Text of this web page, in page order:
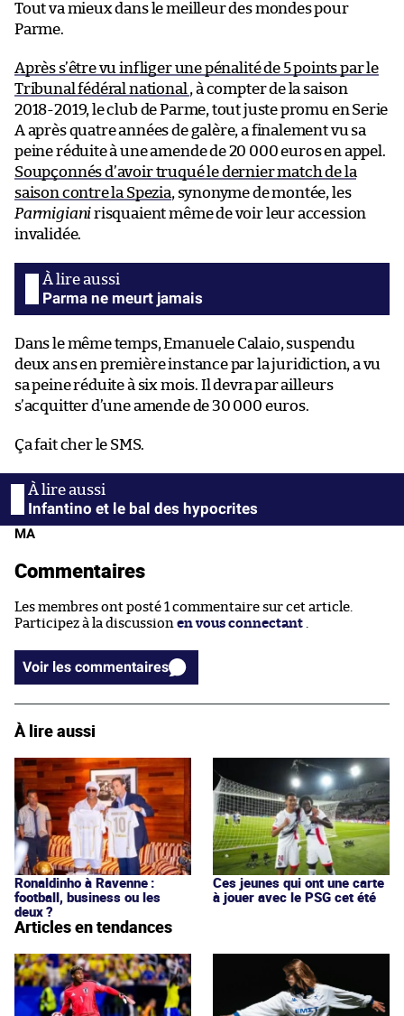
Tout va mieux dans le meilleur des mondes pour
Parme.
Après s’être vu infliger une pénalité de 5 points par le
Tribunal fédéral national, à compter de la saison
2018-2019, le club de Parme, tout juste promu en Serie
A après quatre années de galère, a finalement vu sa
peine réduite à une amende de 20 000 euros en appel.
Soupçonnés d’avoir truqué le dernier match de la
saison contre la Spezia, synonyme de montée, les
Parmigianirisquaient même de voir leur accession
invalidée.
Parma ne meurt jamais
Dans le même temps, Emanuele Calaio, suspendu
deux ans en première instance par la juridiction, a vu
sa peine réduite à six mois. Il devra par ailleurs
s’acquitter d’une amende de 30 000 euros.
Ça fait cher le SMS.
Infantino et le bal des hypocrites
MA
Commentaires
Les membres ont posté 1 commentaire sur cet article.
Participez à la discussion en vous connectant .
Voir les commentaires
À lire aussi
Ronaldinho à Ravenne :
football, business ou les
deux ?
Ces jeunes qui ont une carte
à jouer avec le PSG cet été
Articles en tendances